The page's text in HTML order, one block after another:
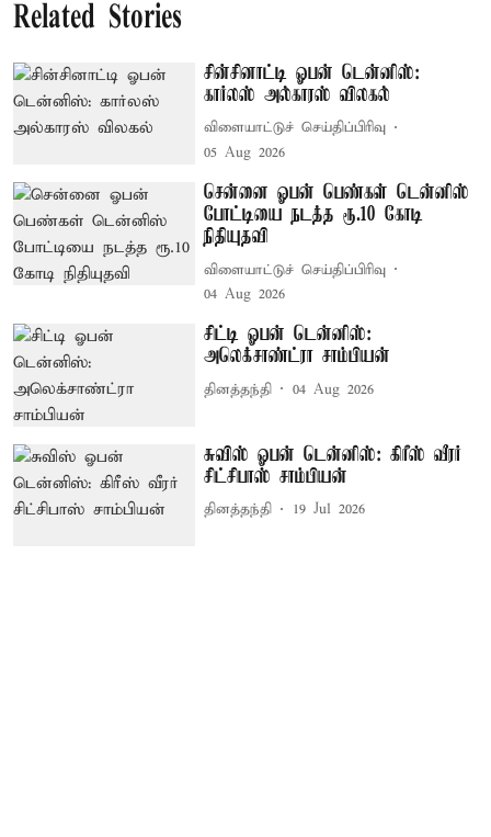
Related Stories
சின்சினாட்டி ஓபன் டென்னிஸ்:
கார்லஸ் அல்காரஸ் விலகல்
விளையாட்டுச் செய்திப்பிரிவு
05 Aug 2026
சென்னை ஓபன் பெண்கள் டென்னிஸ்
போட்டியை நடத்த ரூ.10 கோடி
நிதியுதவி
விளையாட்டுச் செய்திப்பிரிவு
04 Aug 2026
சிட்டி ஓபன் டென்னிஸ்:
அலெக்சாண்ட்ரா சாம்பியன்
தினத்தந்தி 04 Aug 2026
சுவிஸ் ஓபன் டென்னிஸ்: கிரீஸ் வீரர்
சிட்சிபாஸ் சாம்பியன்
தினத்தந்தி 19 Jul 2026